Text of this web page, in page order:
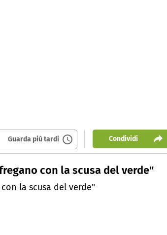
Guarda più tardi Condividi
con la scusa del verde"
la scusa del verde"